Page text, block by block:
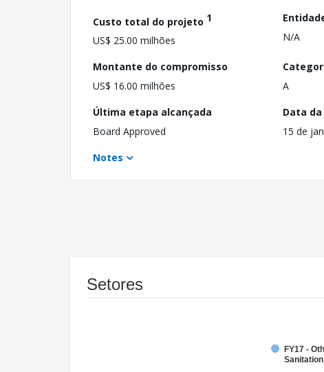
Custo total do projeto 1
US$ 25.00 milhões
N/A
Montante do compromisso
US$ 16.00 milhões
A
Última etapa alcançada
Board Approved
Data
15 de
Notes
Setores
FY17 -